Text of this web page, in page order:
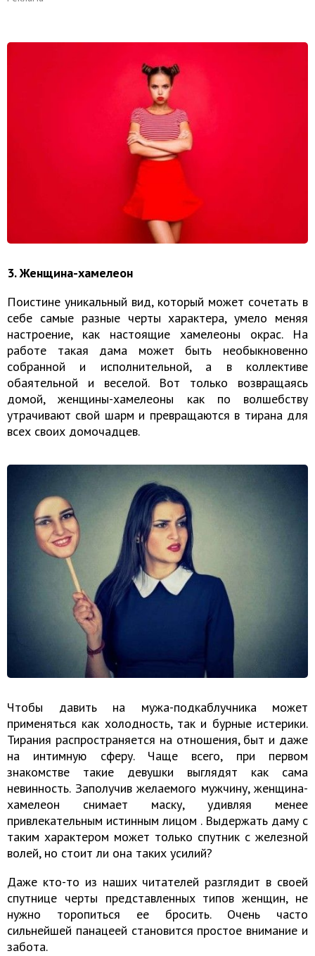
3. Женщина-хамелеон
Поистине уникальный вид, который может сочетать в
себе самые разные черты характера, умело меняя
настроение, как настоящие хамелеоны окрас. На
работе такая дама может быть необыкновенно
собранной и исполнительной, а в коллективе
обаятельной и веселой. Вот только возвращаясь
домой, женщины-хамелеоны как по волшебству
утрачивают свой шарм и превращаются в тирана для
всех своих домочадцев.
Чтобы давить на мужа-подкаблучника может
применяться как холодность, так и бурные истерики.
Тирания распространяется на отношения, быт и даже
на интимную сферу. Чаще всего, при первом
знакомстве такие девушки выглядят как сама
невинность. Заполучив желаемого мужчину, женщина-
хамелеон снимает маску, удивляя менее
привлекательным истинным лицом . Выдержать даму с
таким характером может только спутник с железной
волей, но стоит ли она таких усилий?
Даже кто-то из наших читателей разглядит в своей
спутнице черты представленных типов женщин, не
нужно торопиться ее бросить. Очень часто
сильнейшей панацеей становится простое внимание и
забота.